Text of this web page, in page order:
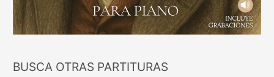
BUSCA OTRAS PARTITURAS